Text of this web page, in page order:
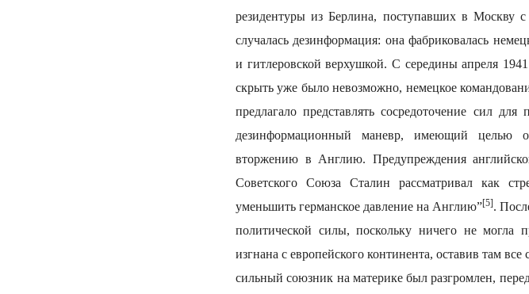
резидентуры из Берлина, поступавших в Москву
случалась дезинформация: она фабриковалась
и гитлеровской верхушкой. С середины апреля
скрыть уже было невозможно, немецкое
предлагало представлять сосредоточение сил
дезинформационный маневр, имеющий целью
вторжению в Англию. Предупреждения
Советского Союза Сталин рассматривал как
уменьшить германское давление на Англию”[5].
политической силы, поскольку ничего не
изгнана с европейского континента, оставив там
сильный союзник на материке был разгромлен,